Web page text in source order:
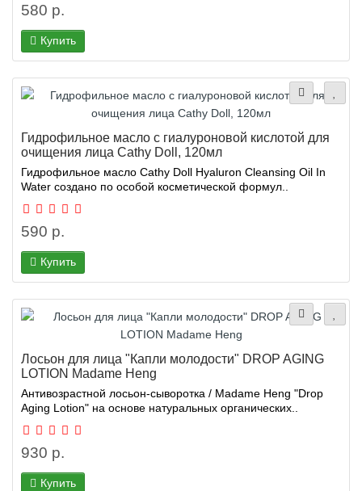
580 р.
Купить
Гидрофильное масло с гиалуроновой кислотой для
очищения лица Cathy Doll, 120мл
Гидрофильное масло Cathy Doll Hyaluron Cleansing Oil In
Water создано по особой косметической формул..
590 р.
Купить
Лосьон для лица "Капли молодости" DROP AGING
LOTION Madame Heng
Антивозрастной лосьон-сыворотка / Madame Heng "Drop
Aging Lotion" на основе натуральных органических..
930 р.
Купить